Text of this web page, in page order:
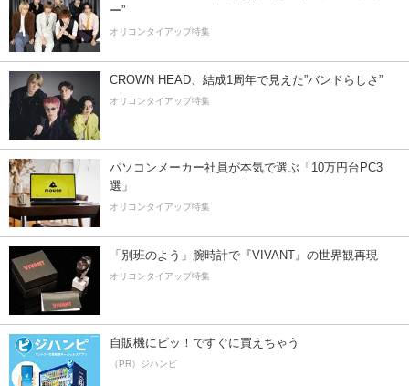
ー”
オリコンタイアップ特集
CROWN HEAD、結成1周年で見えた”バンドらしさ”
オリコンタイアップ特集
パソコンメーカー社員が本気で選ぶ「10万円台PC3
選」
オリコンタイアップ特集
「別班のよう」腕時計で『VIVANT』の世界観再現
オリコンタイアップ特集
自販機にピッ！ですぐに買えちゃう
（PR）ジハンピ